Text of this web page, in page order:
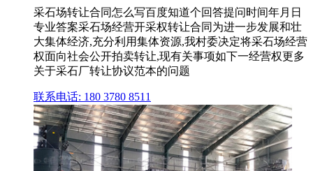
采石场转让合同怎么写百度知道个回答提问时间年月日
专业答案采石场经营开采权转让合同为进一步发展和壮
大集体经济,充分利用集体资源,我村委决定将采石场经营
权面向社会公开拍卖转让,现有关事项如下一经营权更多
关于采石厂转让协议范本的问题
联系电话: 180 3780 8511